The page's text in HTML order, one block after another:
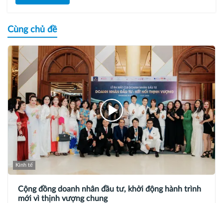
Cùng chủ đề
Kinh tế
Cộng đồng doanh nhân đầu tư, khởi động hành trình
mới vì thịnh vượng chung